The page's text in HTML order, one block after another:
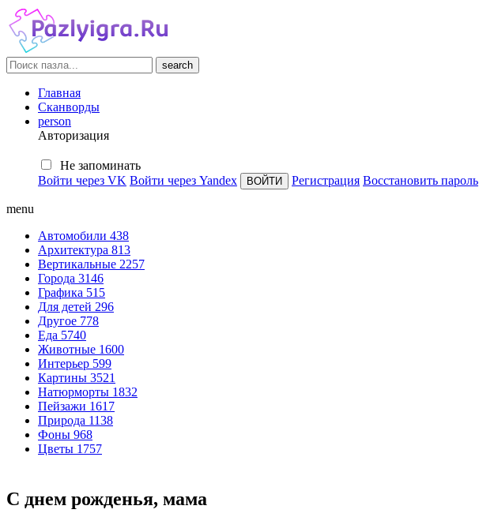
search
Главная
Сканворды
person
Авторизация
Не запоминать
Войти через VK Войти через Yandex Регистрация Восстановить пароль
menu
Автомобили 438
Архитектура 813
Вертикальные 2257
Города 3146
Графика 515
Для детей 296
Другое 778
Еда 5740
Животные 1600
Интерьер 599
Картины 3521
Натюрморты 1832
Пейзажи 1617
Природа 1138
Фоны 968
Цветы 1757
С днем рожденья, мама